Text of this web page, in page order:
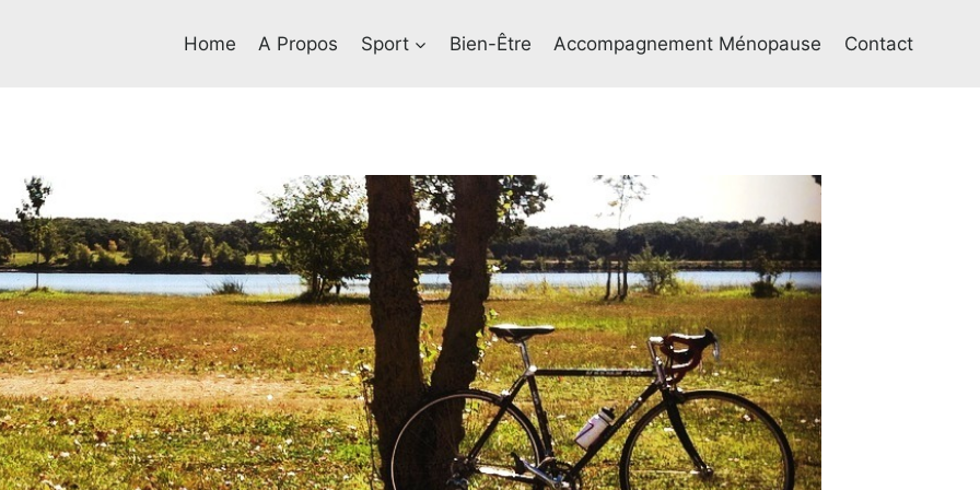
Home A Propos Sport Bien-Être Accompagnement Ménopause Contact